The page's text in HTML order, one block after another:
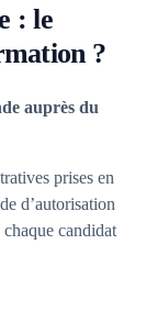
: le
?
auprès du
prises en
d’autorisation
chaque candidat